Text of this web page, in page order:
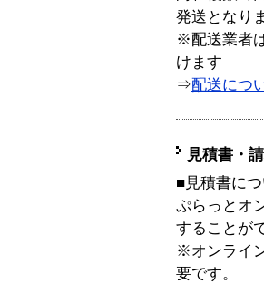
発送となり
※配送業者
けます
⇒配送につ
見積書・
■見積書に
ぷらっとオ
することが
※オンライ
要です。